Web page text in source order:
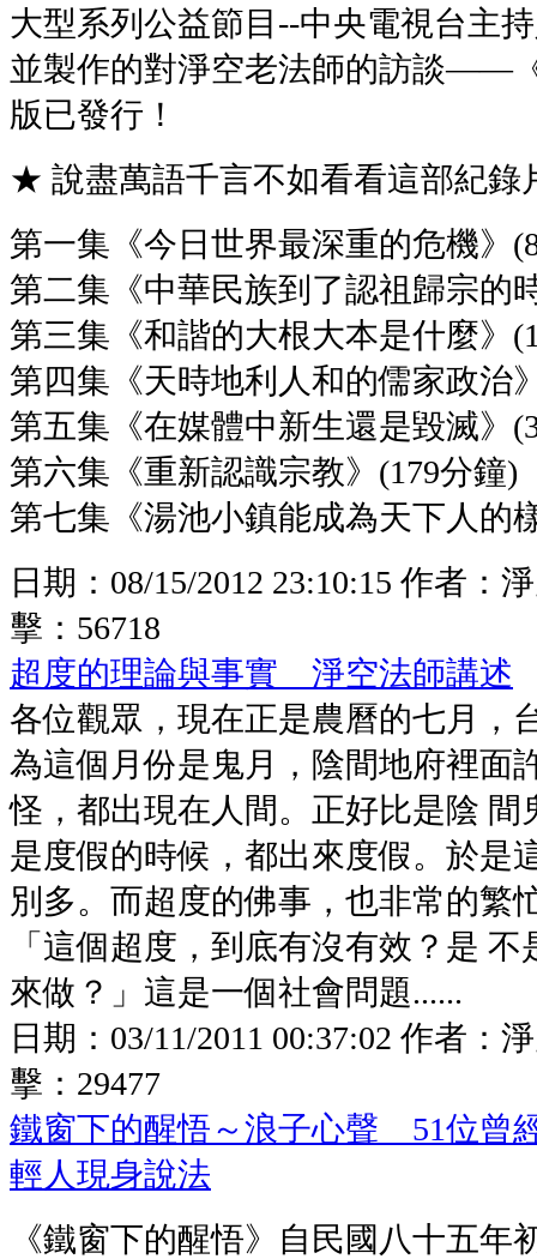
大型系列公益節目--中央電視台主
並製作的對淨空老法師的訪談——
版已發行！
★ 說盡萬語千言不如看看這部紀
第一集《今日世界最深重的危機》
第二集《中華民族到了認祖歸宗的
第三集《和諧的大根大本是什麼》
第四集《天時地利人和的儒家政治
第五集《在媒體中新生還是毀滅》
第六集《重新認識宗教》(179分鐘)
第七集《湯池小鎮能成為天下人的
日期： 08/15/2012 23:10:15 作者：
擊： 56718
超度的理論與事實 淨空法師講述
各位觀眾，現在正是農曆的七月，
為這個月份是鬼月，陰間地府裡面
怪，都出現在人間。正好比是陰 間
是度假的時候，都出來度假。於是
別多。而超度的佛事，也非常的繁
「這個超度，到底有沒有效？是
來做？」這是一個社會問題......
日期： 03/11/2011 00:37:02 作者：
擊： 29477
鐵窗下的醒悟～浪子心聲 51位曾
輕人現身說法
《鐵窗下的醒悟》自民國八十五年